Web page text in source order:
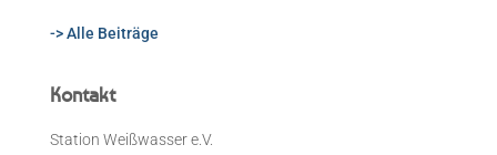
-> Alle Beiträge
Kontakt
Station Weißwasser e.V.